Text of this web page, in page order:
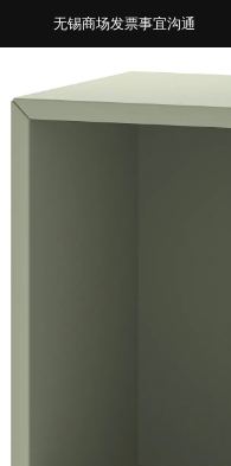
无锡商场发票事宜沟通